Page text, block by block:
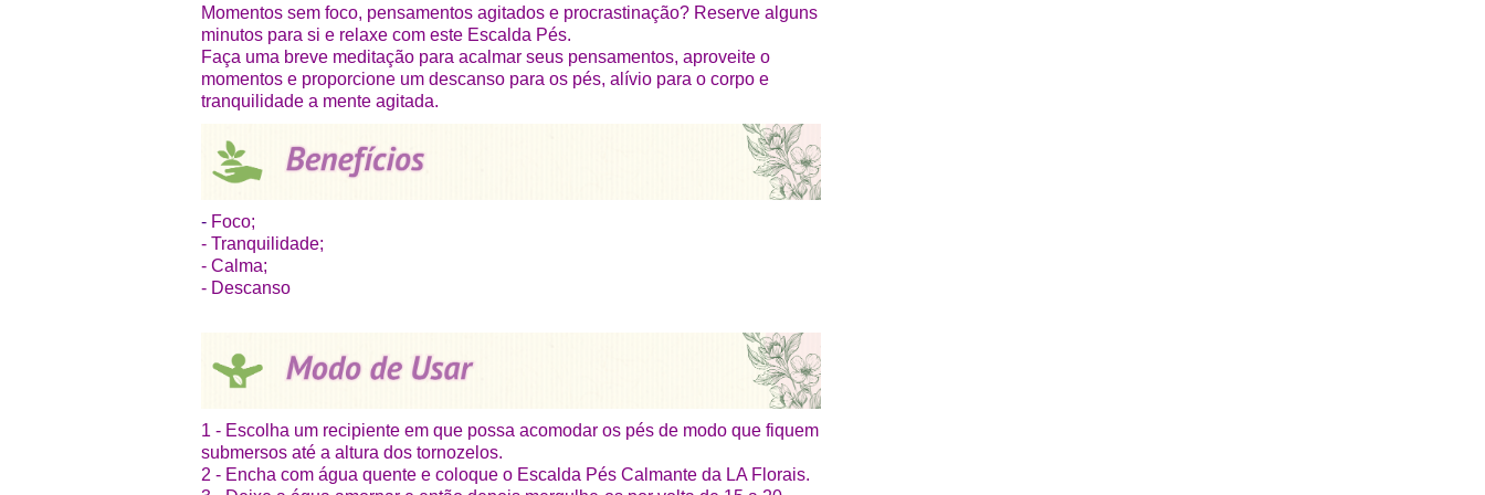
Momentos sem foco, pensamentos agitados e procrastinação? Reserve alguns
minutos para si e relaxe com este Escalda Pés.
Faça uma breve meditação para acalmar seus pensamentos, aproveite o
momentos e proporcione um descanso para os pés, alívio para o corpo e
tranquilidade a mente agitada.
- Foco;
- Tranquilidade;
- Calma;
- Descanso
1 - Escolha um recipiente em que possa acomodar os pés de modo que fiquem
submersos até a altura dos tornozelos.
2 - Encha com água quente e coloque o Escalda Pés Calmante da LA Florais.